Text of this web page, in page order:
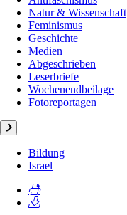
Natur & Wissenschaft
Feminismus
Geschichte
Medien
Abgeschrieben
Leserbriefe
Wochenendbeilage
Fotoreportagen
Bildung
Israel